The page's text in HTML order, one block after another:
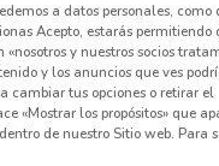
a datos personales, como
Acepto, estarás permitiendo
y nuestros socios
y los anuncios que ves
cambiar tus opciones o retirar el
«Mostrar los propósitos» que
de nuestro Sitio web. Para